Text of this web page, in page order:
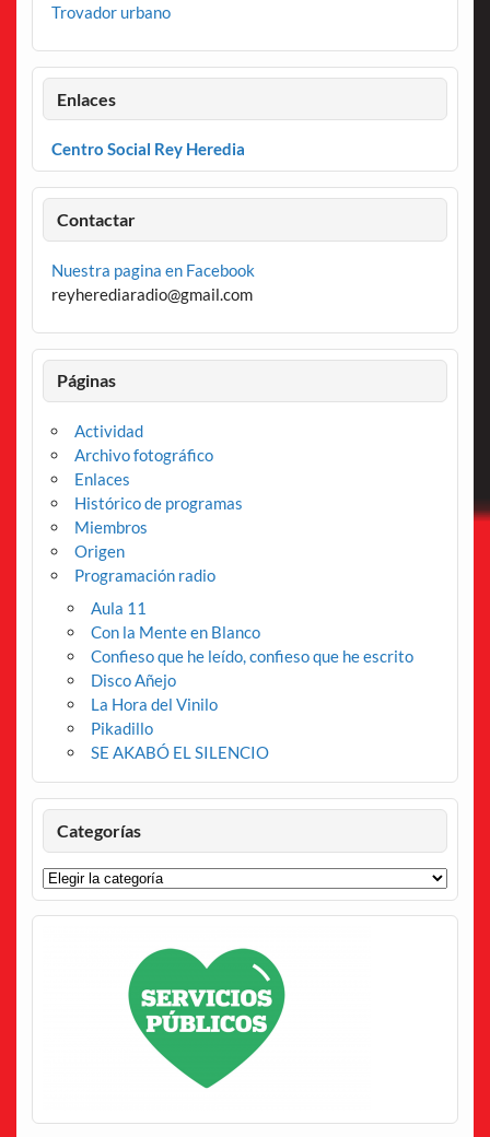
Trovador urbano
Enlaces
Centro Social Rey Heredia
Contactar
Nuestra pagina en Facebook
reyherediaradio@gmail.com
Páginas
Actividad
Archivo fotográfico
Enlaces
Histórico de programas
Miembros
Origen
Programación radio
Aula 11
Con la Mente en Blanco
Confieso que he leído, confieso que he escrito
Disco Añejo
La Hora del Vinilo
Pikadillo
SE AKABÓ EL SILENCIO
Categorías
Categorías